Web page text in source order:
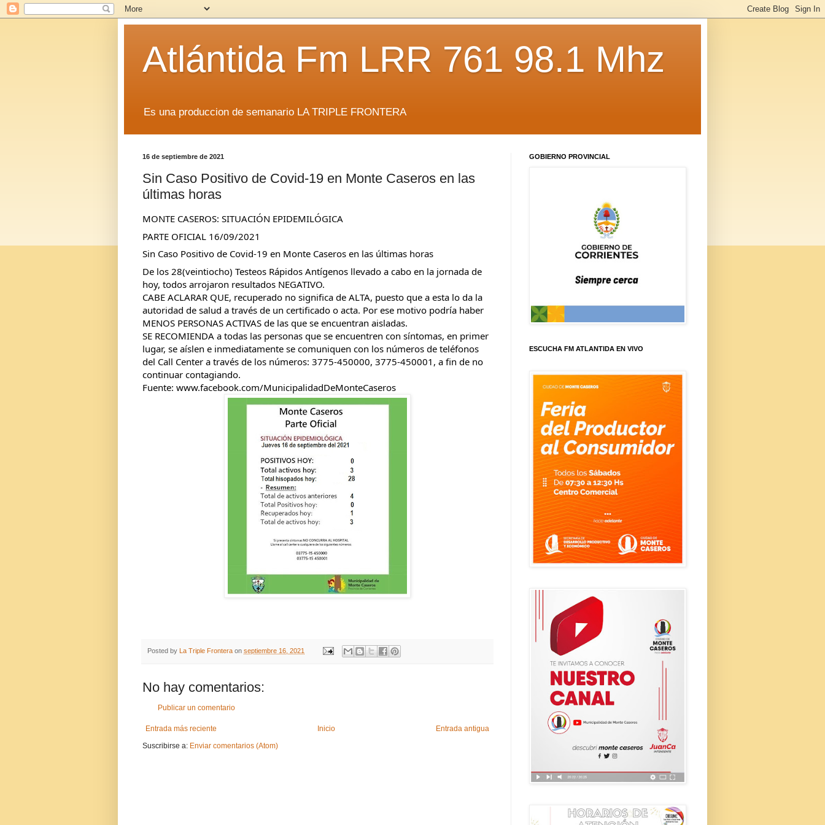
Atlántida Fm LRR 761 98.1 Mhz
Es una produccion de semanario LA TRIPLE FRONTERA
16 de septiembre de 2021
Sin Caso Positivo de Covid-19 en Monte Caseros en las
últimas horas
MONTE CASEROS: SITUACIÓN EPIDEMILÓGICA
PARTE OFICIAL 16/09/2021
Sin Caso Positivo de Covid-19 en Monte Caseros en las últimas horas
De los 28(veintiocho) Testeos Rápidos Antígenos llevado a cabo en la jornada de
hoy, todos arrojaron resultados NEGATIVO.
CABE ACLARAR QUE, recuperado no significa de ALTA, puesto que a esta lo da la
autoridad de salud a través de un certificado o acta. Por ese motivo podría haber
MENOS PERSONAS ACTIVAS de las que se encuentran aisladas.
SE RECOMIENDA a todas las personas que se encuentren con síntomas, en primer
lugar, se aíslen e inmediatamente se comuniquen con los números de teléfonos
del Call Center a través de los números: 3775-450000, 3775-450001, a fin de no
continuar contagiando.
Fuente: www.facebook.com/MunicipalidadDeMonteCaseros
Posted by La Triple Frontera on septiembre 16, 2021
No hay comentarios:
Publicar un comentario
Entrada más reciente Entrada antigua
Inicio
Suscribirse a: Enviar comentarios (Atom)
GOBIERNO PROVINCIAL
ESCUCHA FM ATLANTIDA EN VIVO